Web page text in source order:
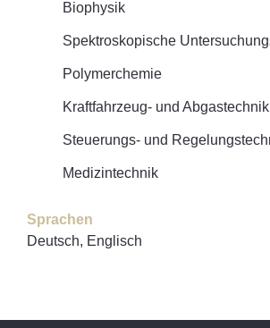
Biophysik
Spektroskopische
Polymerchemie
Kraftfahrzeug- und Abgastechnik
Steuerungs- und
Medizintechnik
Sprachen
Deutsch, Englisch